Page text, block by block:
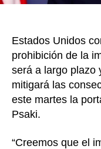
Estados Unidos
prohibición de la
será a largo plazo
mitigará las
este martes la
Psaki.
“Creemos que el